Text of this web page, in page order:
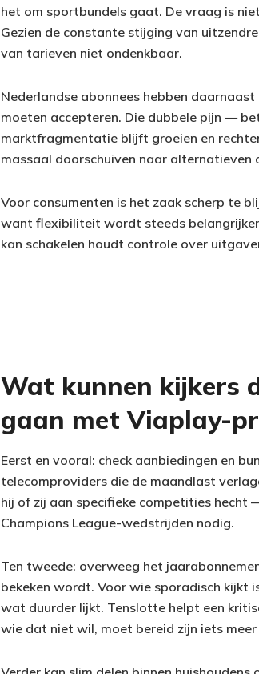
het om sportbundels gaat. De vraag is
Gezien de constante stijging van
van tarieven niet ondenkbaar.
Nederlandse abonnees hebben
moeten accepteren. Die dubbele pijn —
marktfragmentatie blijft groeien en
massaal doorschuiven naar alternatieven
Voor consumenten is het zaak scherp te
want flexibiliteit wordt steeds
kan schakelen houdt controle over
Wat kunnen kijkers
gaan met Viaplay-
Eerst en vooral: check aanbiedingen en
telecomproviders die de maandlast
hij of zij aan specifieke competities hecht
Champions League-wedstrijden nodig.
Ten tweede: overweeg het
bekeken wordt. Voor wie sporadisch kijkt
wat duurder lijkt. Tenslotte helpt een
wie dat niet wil, moet bereid zijn iets